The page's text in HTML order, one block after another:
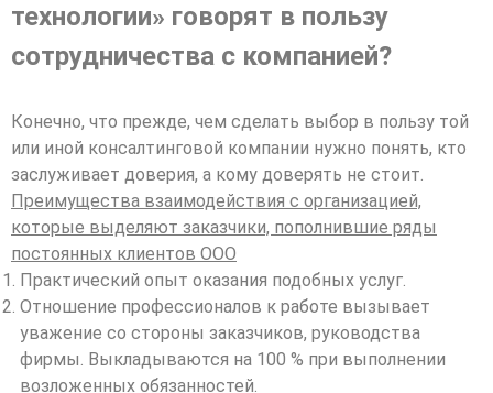
технологии» говорят в пользу
сотрудничества с компанией?
Конечно, что прежде, чем сделать выбор в пользу той
или иной консалтинговой компании нужно понять, кто
заслуживает доверия, а кому доверять не стоит.
Преимущества взаимодействия с организацией,
которые выделяют заказчики, пополнившие ряды
постоянных клиентов ООО
Практический опыт оказания подобных услуг.
Отношение профессионалов к работе вызывает
уважение со стороны заказчиков, руководства
фирмы. Выкладываются на 100 % при выполнении
возложенных обязанностей.